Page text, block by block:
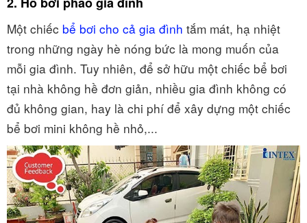
Một chiếc bể bơi cho cả gia đình tắm mát, hạ nhiệt
trong những ngày hè nóng bức là mong muốn của
mỗi gia đình. Tuy nhiên, để sở hữu một chiếc bể bơi
tại nhà không hề đơn giản, nhiều gia đình không có
đủ không gian, hay là chi phí để xây dựng một chiếc
bể bơi mini không hề nhỏ,...